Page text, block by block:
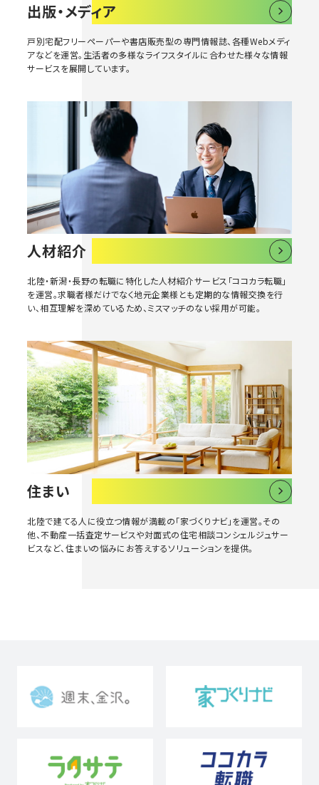
出版・メディア
戸別宅配フリーペーパーや書店販売型の専門情報誌、各種Webメディ
アなどを運営。生活者の多様なライフスタイルに合わせた様々な情報
サービスを展開しています。
人材紹介
北陸・新潟・長野の転職に特化した人材紹介サービス「ココカラ転職」
を運営。求職者様だけでなく地元企業様とも定期的な情報交換を行
い、相互理解を深めているため、ミスマッチのない採用が可能。
住まい
北陸で建てる人に役立つ情報が満載の「家づくりナビ」を運営。その
他、不動産一括査定サービスや対面式の住宅相談コンシェルジュサー
ビスなど、住まいの悩みにお答えするソリューションを提供。